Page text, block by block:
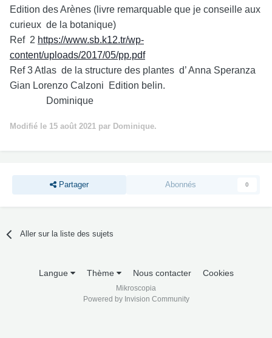
Edition des Arènes (livre remarquable que je conseille aux
curieux de la botanique)
Ref 2 https://www.sb.k12.tr/wp-
content/uploads/2017/05/pp.pdf
Ref 3 Atlas de la structure des plantes d’ Anna Speranza
Gian Lorenzo Calzoni Edition belin.
Dominique
Modifié le 15 août 2021 par Dominique.
Partager Abonnés 0
Aller sur la liste des sujets
Langue Thème Nous contacter Cookies
Mikroscopia
Powered by Invision Community